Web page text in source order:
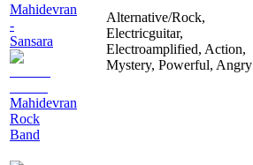
Mahidevran
-
Sansara
Mahidevran
Rock
Band
Alternative/Rock,
Electricguitar,
Electroamplified, Action,
Mystery, Powerful, Angry